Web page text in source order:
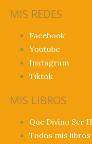
MIS REDES
Facebook
Youtube
Instagram
Tiktok
MIS LIBROS
Que Divino Ser
Todos mis libros